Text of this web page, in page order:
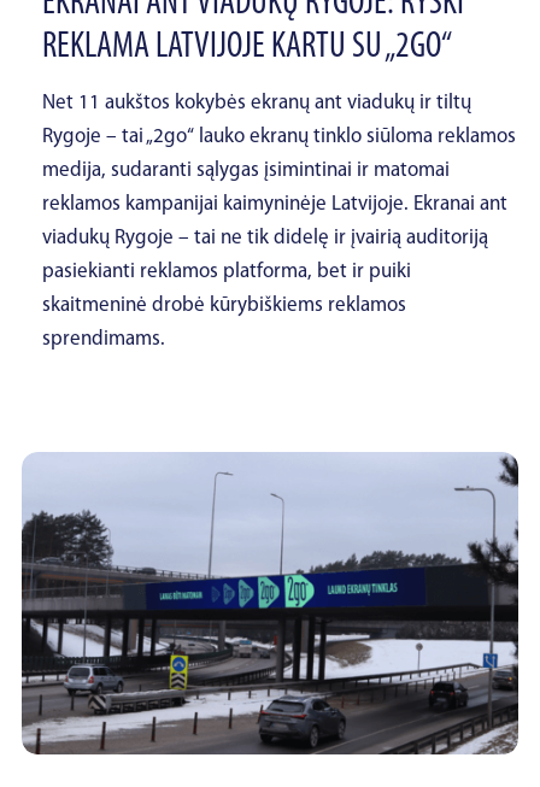
REKLAMA LATVIJOJE KARTU SU „2GO“
Net 11 aukštos kokybės ekranų ant viadukų ir tiltų
Rygoje – tai „2go“ lauko ekranų tinklo siūloma reklamos
medija, sudaranti sąlygas įsimintinai ir matomai
reklamos kampanijai kaimyninėje Latvijoje. Ekranai ant
viadukų Rygoje – tai ne tik didelę ir įvairią auditoriją
pasiekianti reklamos platforma, bet ir puiki
skaitmeninė drobė kūrybiškiems reklamos
sprendimams.